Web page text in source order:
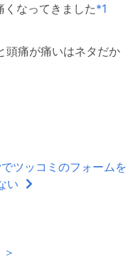
なってきました*1
頭痛が痛いはネタだか
ツッコミのフォームを
い